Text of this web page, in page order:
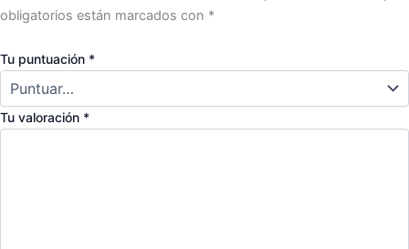
obligatorios están marcados con *
Tu puntuación *
Tu valoración *